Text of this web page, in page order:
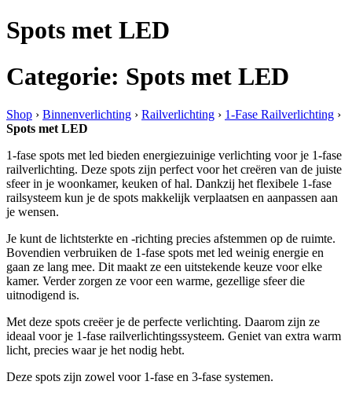
Spots met LED
Categorie: Spots met LED
Shop › Binnenverlichting › Railverlichting › 1-Fase Railverlichting ›
Spots met LED
1-fase spots met led bieden energiezuinige verlichting voor je 1-fase
railverlichting. Deze spots zijn perfect voor het creëren van de juiste
sfeer in je woonkamer, keuken of hal. Dankzij het flexibele 1-fase
railsysteem kun je de spots makkelijk verplaatsen en aanpassen aan
je wensen.
Je kunt de lichtsterkte en -richting precies afstemmen op de ruimte.
Bovendien verbruiken de 1-fase spots met led weinig energie en
gaan ze lang mee. Dit maakt ze een uitstekende keuze voor elke
kamer. Verder zorgen ze voor een warme, gezellige sfeer die
uitnodigend is.
Met deze spots creëer je de perfecte verlichting. Daarom zijn ze
ideaal voor je 1-fase railverlichtingssysteem. Geniet van extra warm
licht, precies waar je het nodig hebt.
Deze spots zijn zowel voor 1-fase en 3-fase systemen.